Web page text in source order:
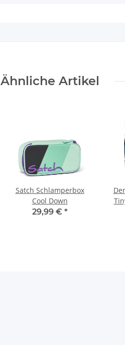
Ähnliche Artikel
Satch Schlamperbox
Cool Down
29,99 € *